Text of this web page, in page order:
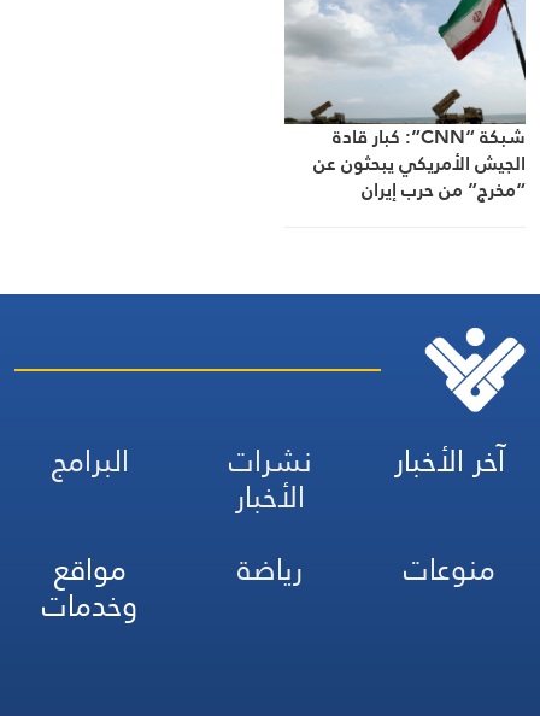
شبكة “CNN”: كبار قادة
الجيش الأمريكي يبحثون عن
“مخرج” من حرب إيران
آخر الأخبار نشرات
الأخبار
البرامج
منوعات
رياضة مواقع
وخدمات